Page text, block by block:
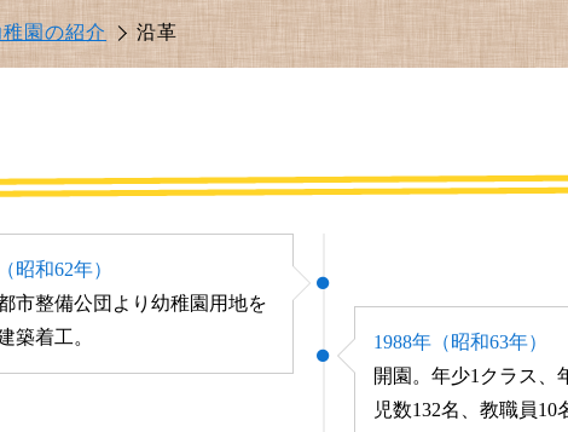
園の紹介 沿革
昭和62年）
市整備公団より幼稚園用地を
築着工。
1988年（昭和63年）
開園。年少1クラス、
児数132名、教職員10